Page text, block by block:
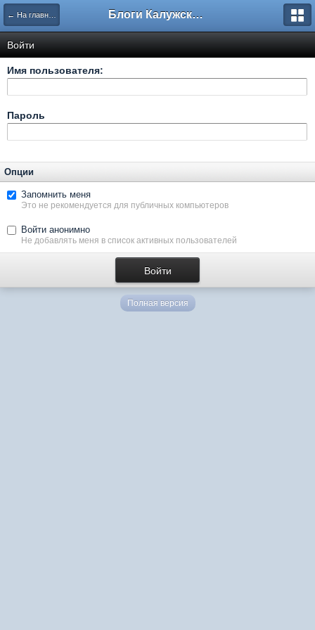
← На главную Блоги Калужского перекрестка
Войти
Имя пользователя:
Пароль
Опции
Запомнить меня
Это не рекомендуется для публичных компьютеров
Войти анонимно
Не добавлять меня в список активных пользователей
Полная версия